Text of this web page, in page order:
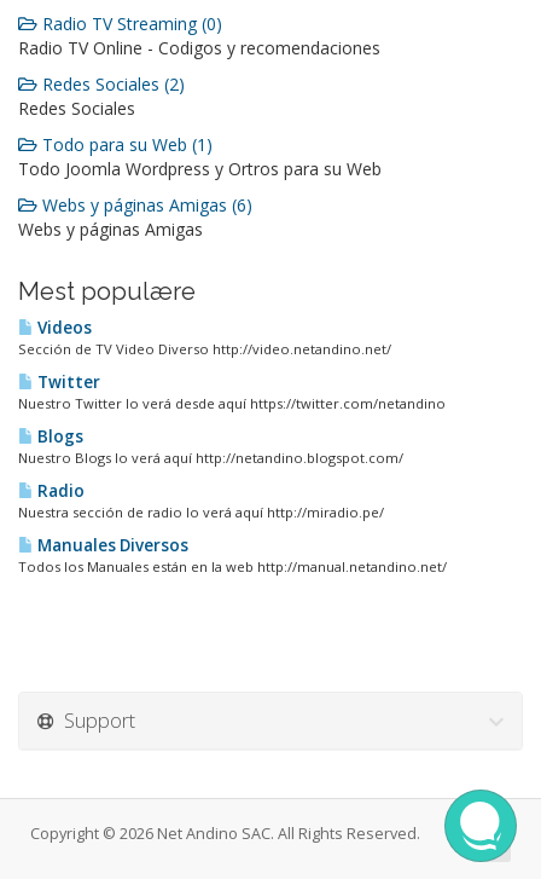
Radio TV Streaming (0)
Radio TV Online - Codigos y recomendaciones
Redes Sociales (2)
Redes Sociales
Todo para su Web (1)
Todo Joomla Wordpress y Ortros para su Web
Webs y páginas Amigas (6)
Webs y páginas Amigas
Mest populære
Videos
Sección de TV Video Diverso http://video.netandino.net/
Twitter
Nuestro Twitter lo verá desde aquí https://twitter.com/netandino
Blogs
Nuestro Blogs lo verá aquí http://netandino.blogspot.com/
Radio
Nuestra sección de radio lo verá aquí http://miradio.pe/
Manuales Diversos
Todos los Manuales están en la web http://manual.netandino.net/
Support
Copyright © 2026 Net Andino SAC. All Rights Reserved.